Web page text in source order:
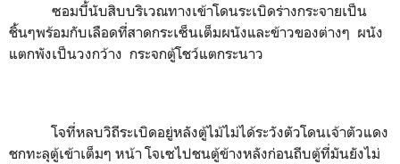
ซอมบี้นับสิบบริเวณทางเข้าโดนระเบิดร่างกระจายเป็น
ชิ้นๆพร้อมกับเลือดที่สาดกระเซ็นเต็มผนังและข้าวของต่างๆ ผนัง
แตกพังเป็นวงกว้าง กระจกตู้โชว์แตกระนาว
โจที่หลบวิถีระเบิดอยู่หลังตู้ไม้ไม่ได้ระวังตัวโดนเจ้าตัวแดง
ชกทะลุตู้เข้าเต็มๆ หน้า โจเซไปชนตู้ข้างหลังก่อนถีบตู้ที่มันยังไม่